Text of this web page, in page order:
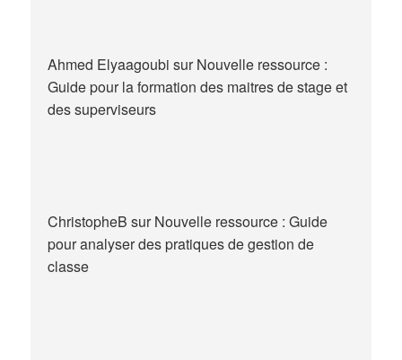
Ahmed Elyaagoubi surNouvelle ressource :
Guide pour la formation des maitres de stage et
des superviseurs
ChristopheB surNouvelle ressource : Guide
pour analyser des pratiques de gestion de
classe